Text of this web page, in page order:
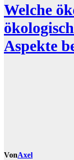
Welche
Aspekte
VonAxel